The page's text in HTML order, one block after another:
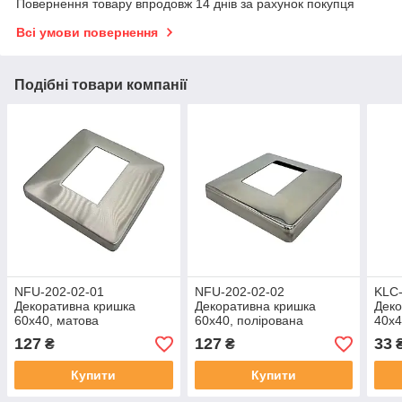
Повернення товару впродовж 14 днів за рахунок покупця
Всі умови повернення
Подібні товари компанії
NFU-202-02-01
Декоративна кришка
60х40, матова
127 ₴
Купити
NFU-202-02-02
Декоративна кришка
60х40, полірована
127₴
Купити
33